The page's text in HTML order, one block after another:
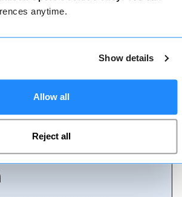
anytime.
Show details
Allow all
Reject all
reviews over onze leraren om de
voor een 5-sterrenervaring.